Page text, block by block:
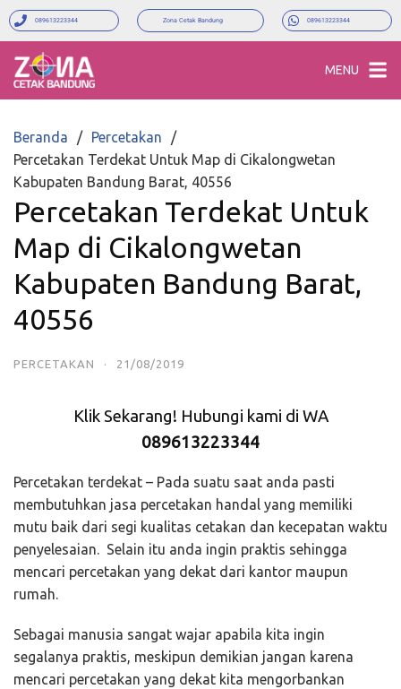
089613223344 Zona Cetak Bandung 089613223344
MENU
Beranda
Percetakan
Percetakan Terdekat Untuk Map di Cikalongwetan
Kabupaten Bandung Barat, 40556
Percetakan Terdekat Untuk
Map di Cikalongwetan
Kabupaten Bandung Barat,
40556
PERCETAKAN · 21/08/2019
Klik Sekarang! Hubungi kami di WA
089613223344
Percetakan terdekat – Pada suatu saat anda pasti
membutuhkan jasa percetakan handal yang memiliki
mutu baik dari segi kualitas cetakan dan kecepatan waktu
penyelesaian. Selain itu anda ingin praktis sehingga
mencari percetakan yang dekat dari kantor maupun
rumah.
Sebagai manusia sangat wajar apabila kita ingin
segalanya praktis, meskipun demikian jangan karena
mencari percetakan yang dekat kita mengorbankan